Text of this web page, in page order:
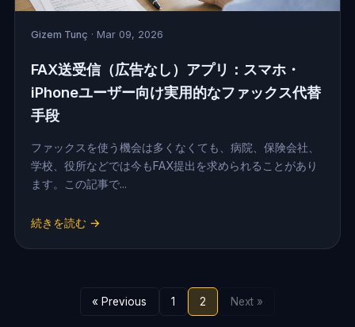
Gizem Tunç · Mar 09, 2026
FAX送受信（広告なし）アプリ：スマホ・
iPhoneユーザー向け実用的なファックス代替
手段
ファックスを使う機会は多くなくても、病院、保険会社、
学校、役所などでは今もFAX提出を求められることがあり
ます。この記事で...
続きを読む →
« Previous 1 2 Next »